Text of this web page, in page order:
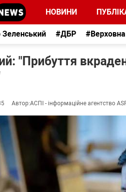
НОВИНИ
#ДБР
"Прибуття
Автор:АСПІ - інформаційне агентство